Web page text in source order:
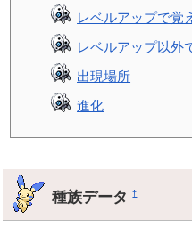
レベルアップで覚
レベルアップ以外
出現場所
進化
種族データ†